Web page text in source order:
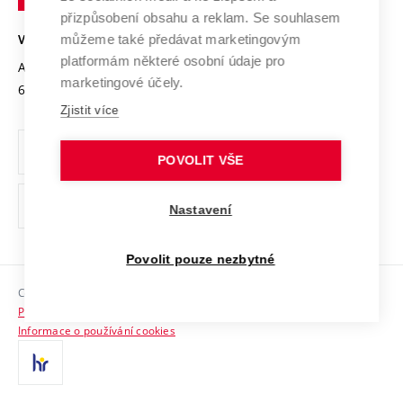
Open Science
Projekty
Projekty ze strukturálních fondů
Specifický výzkum
Univerzitní sítě
Bezpečná univerzita
Vyznamenání
Organizační struktura
Ochrana osobních údajů
odkaz)
Sociální bezpečí
HR Award
Kontakty
Brně
VYSOKÉ UČENÍ TECHNICKÉ V BRNĚ
Antonínská 548/1
602 00 Brno
www.vut.cz
vut@vutbr.cz
Copyright © 2026 VUT
Prohlášení o přístupnosti
Informace o používání cookies
přizpůsobení obsahu a reklam. Se souhlasem
můžeme také předávat marketingovým
platformám některé osobní údaje pro
marketingové účely.
Zjistit více
POVOLIT VŠE
Nastavení
Povolit pouze nezbytné